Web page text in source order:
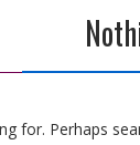
for. Perhaps